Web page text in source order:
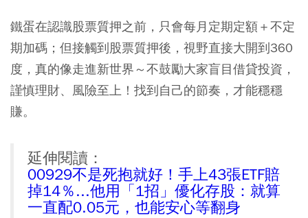
鐵蛋在認識股票質押之前，只會每月定期定額＋不定
期加碼；但接觸到股票質押後，視野直接大開到360
度，真的像走進新世界～不鼓勵大家盲目借貸投資，
謹慎理財、風險至上！找到自己的節奏，才能穩穩
賺。
延伸閱讀：
00929不是死抱就好！手上43張ETF賠
掉14％...他用「1招」優化存股：就算
一直配0.05元，也能安心等翻身